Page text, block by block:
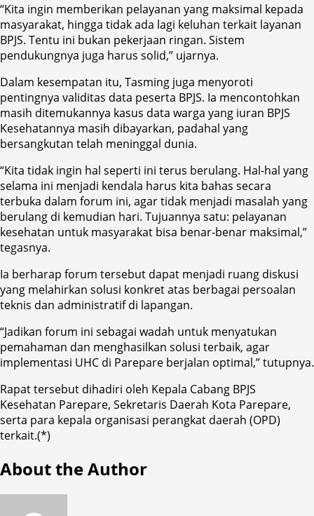
“Kita ingin memberikan pelayanan yang maksimal kepada
masyarakat, hingga tidak ada lagi keluhan terkait layanan
BPJS. Tentu ini bukan pekerjaan ringan. Sistem
pendukungnya juga harus solid,” ujarnya.
Dalam kesempatan itu, Tasming juga menyoroti
pentingnya validitas data peserta BPJS. Ia mencontohkan
masih ditemukannya kasus data warga yang iuran BPJS
Kesehatannya masih dibayarkan, padahal yang
bersangkutan telah meninggal dunia.
“Kita tidak ingin hal seperti ini terus berulang. Hal-hal yang
selama ini menjadi kendala harus kita bahas secara
terbuka dalam forum ini, agar tidak menjadi masalah yang
berulang di kemudian hari. Tujuannya satu: pelayanan
kesehatan untuk masyarakat bisa benar-benar maksimal,”
tegasnya.
Ia berharap forum tersebut dapat menjadi ruang diskusi
yang melahirkan solusi konkret atas berbagai persoalan
teknis dan administratif di lapangan.
“Jadikan forum ini sebagai wadah untuk menyatukan
pemahaman dan menghasilkan solusi terbaik, agar
implementasi UHC di Parepare berjalan optimal,” tutupnya.
Rapat tersebut dihadiri oleh Kepala Cabang BPJS
Kesehatan Parepare, Sekretaris Daerah Kota Parepare,
serta para kepala organisasi perangkat daerah (OPD)
terkait.(*)
About the Author